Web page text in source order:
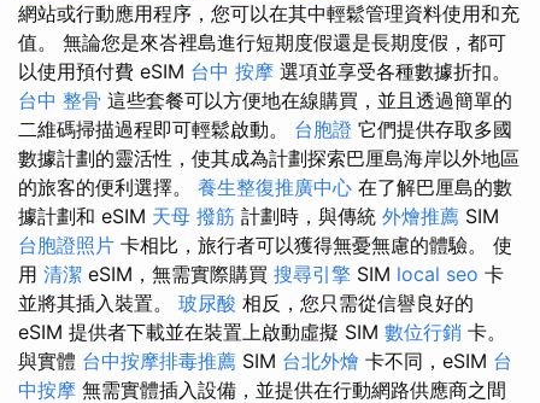
網站或行動應用程序，您可以在其中輕鬆管理資料使用和充
值。 無論您是來峇裡島進行短期度假還是長期度假，都可
以使用預付費 eSIM 台中 按摩 選項並享受各種數據折扣。
台中 整骨 這些套餐可以方便地在線購買，並且透過簡單的
二維碼掃描過程即可輕鬆啟動。 台胞證 它們提供存取多國
數據計劃的靈活性，使其成為計劃探索巴厘島海岸以外地區
的旅客的便利選擇。 養生整復推廣中心 在了解巴厘島的數
據計劃和 eSIM 天母 撥筋 計劃時，與傳統 外燴推薦 SIM
台胞證照片 卡相比，旅行者可以獲得無憂無慮的體驗。 使
用 清潔 eSIM，無需實際購買 搜尋引擎 SIM local seo 卡
並將其插入裝置。 玻尿酸 相反，您只需從信譽良好的
eSIM 提供者下載並在裝置上啟動虛擬 SIM 數位行銷 卡。
與實體 台中按摩排毒推薦 SIM 台北外燴 卡不同，eSIM 台
中按摩 無需實體插入設備，並提供在行動網路供應商之間